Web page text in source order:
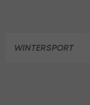
WINTERSPORT